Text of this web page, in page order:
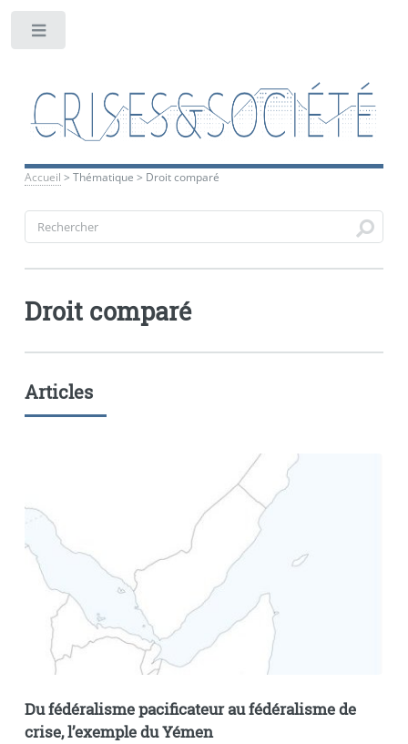
Accueil > Thématique > Droit comparé
Droit comparé
Articles
Du fédéralisme pacificateur au fédéralisme de
crise, l’exemple du Yémen